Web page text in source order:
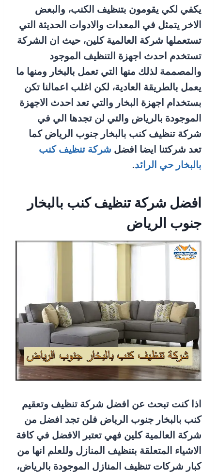
يكفي لكي يقومون بتنظيف الكنب، والبعض
الاخر يتمثل في المعدات والادوات الحديثة التي
تستعملها شركة العالمية كلين، حيث ان الشركة
تستخدم احدث اجهزة التنظيف الموجود
والمصممة لذلك منها التي تعمل بالبخار ومنها ما
يعمل بالطريقة العادية، لكن اغلب اعمالنا تكن
بستخدام اجهزة البخار والتي تعد احدث الاجهزة
الموجودة بالرياض والتي لن تجدها الي في
شركة تنظيف كنب بالبخار جنوب الرياض كما
تعد شركتنا ايضا افضل شركة تنظيف كنب
بالبخار حي الرائد.
افضل شركة تنظيف كنب بالبخار
جنوب الرياض
اذا كنت تبحث عن افضل شركة تنظيف وتعقيم
كنب بالبخار جنوب الرياض فلن تجد افضل من
شركة العالمية كلين فهي تعتبر الافضل في كافة
الاشياء المتعلقة بتنظيف المنازل وللعلم انها من
كبار شركات تنظيف المنازل الموجودة بالرياض،